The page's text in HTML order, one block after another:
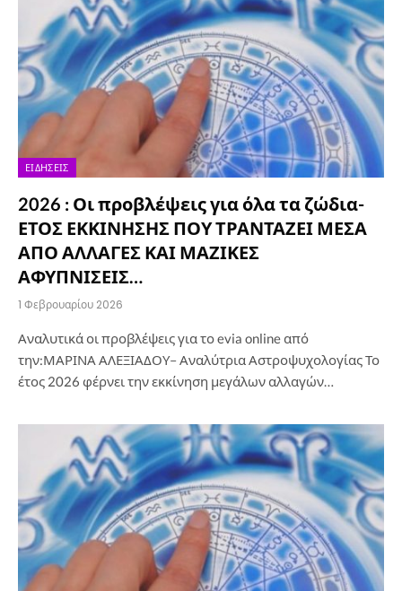
ΕΙΔΉΣΕΙΣ
2026 : Οι προβλέψεις για όλα τα ζώδια-
ΕΤΟΣ ΕΚΚΙΝΗΣΗΣ ΠΟΥ ΤΡΑΝΤΑΖΕΙ ΜΕΣΑ
ΑΠΟ ΑΛΛΑΓΕΣ ΚΑΙ ΜΑΖΙΚΕΣ
ΑΦΥΠΝΙΣΕΙΣ…
1 Φεβρουαρίου 2026
Αναλυτικά οι προβλέψεις για το evia online από
την:ΜΑΡΙΝΑ ΑΛΕΞΙΑΔΟΥ– Αναλύτρια Αστροψυχολογίας Το
έτος 2026 φέρνει την εκκίνηση μεγάλων αλλαγών…